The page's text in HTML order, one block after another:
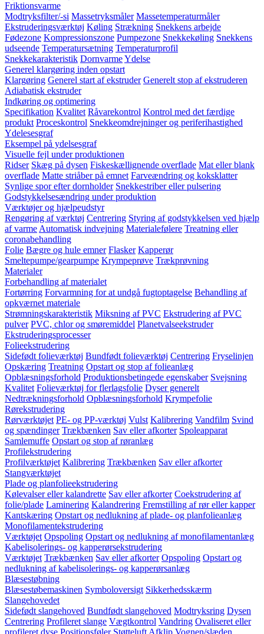
Friktionsvarme
Modtryksfilter/-si Massetryksmåler Massetemperaturmåler
Ekstruderingsværktøj Køling Strækning Snekkens arbejde
Fødezone Kompressionszone Pumpezone Snekkekøling Snekkens
udseende Temperatursætning Temperaturprofil
Snekkekarakteristik DornvarmeYdelse
Generel klargøring inden opstart
Klargøring Generel start af ekstruder Generelt stop af ekstruderen
Adiabatisk ekstruder
Indkøring og optimering
Specifikation Kvalitet Råvarekontrol Kontrol med det færdige
produkt Proceskontrol Snekkeomdrejninger og periferihastighed
Ydelesesgraf
Eksempel på ydelsesgraf
Visuelle fejl under produktionen
Ridser Skæg på dysen Fiskeskællignende overflade Mat eller blank
overflade Matte striåber på emnet Farveændring og koksklatter
Synlige spor efter dornholder Snekkestriber eller pulsering
Godstykkelsesændring under produktion
Værktøjer og hjælpeudstyr
Rengøring af værktøj Centrering Styring af godstykkelsen ved hjælp
af varme Automatisk indvejning Materialefølere Treatning eller
coronabehandling
Folie Bægre og hule emner Flasker Kapperør
Smeltepumpe/gearpumpe Krympeprøve Trækprøvning
Materialer
Forbehandling af materialet
Fortørring Forvarmning for at undgå fugtoptagelse Behandling af
opkværnet materiale
Strømningskarakteristik Miksning af PVC Ekstrudering af PVC
pulver PVC, chlor og smøremiddel Planetvalseekstruder
Ekstruderingsprocesser
Folieekstrudering
Sidefødt folieværktøj Bundfødt folieværktøj Centrering Fryselinjen
Opskæring Treatning Opstart og stop af folieanlæg
Opblæsningsforhold Produktionsbetingede egenskaber Svejsning
Kvalitet Folieværktøj for flerlagsfolie Dyser generelt
Nedtrækningsforhold Opblæsningsforhold Krympefolie
Rørekstrudering
Rørværktøjet PE- og PP-værktøj Vulst Kalibrering Vandfilm Svind
og spændinger Trækbænken Sav eller afkorter Spoleapparat
Samlemuffe Opstart og stop af røranlæg
Profilekstrudering
Profilværktøjet Kalibrering Trækbænken Sav eller afkorter
Stangværktøjet
Plade og planfolieekstrudering
Kølevalser eller kalandrette Sav eller afkorter Coekstrudering af
folie/plade Laminering Kalandrering Fremstilling af rør eller kapper
Kantskæring Opstart og nedlukning af plade- og planfolieanlæg
Monofilamentekstrudering
Værktøjet Opspoling Opstart og nedlukning af monofilamentanlæg
Kabelisolerings- og kapperørsekstrudering
Værktøjet Trækbænken Sav eller afkorter Opspoling Opstart og
nedlukning af kabelisolerings- og kapperørsanlæg
Blæsestøbning
Blæsestøbemaskinen Symboloversigt Sikkerhedsskærm
Slangehovedet
Sidefødt slangehoved Bundfødt slangehoved Modtryksring Dysen
Centrering Profileret slange Vægtkontrol Vandring Ovaliseret eller
profileret dyse Positionsføler Støtteluft Afklip Vognen/slæden